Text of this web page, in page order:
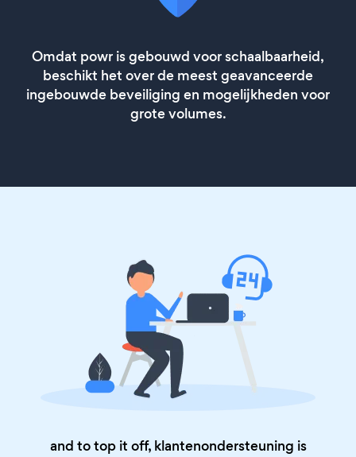
Omdat powr is gebouwd voor schaalbaarheid,
beschikt het over de meest geavanceerde
ingebouwde beveiliging en mogelijkheden voor
grote volumes.
and to top it off, klantenondersteuning is